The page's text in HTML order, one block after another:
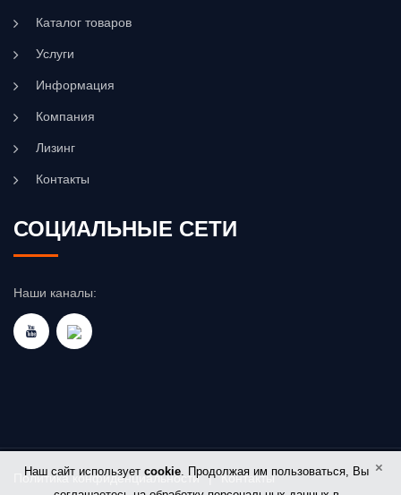
Каталог товаров
Услуги
Информация
Компания
Лизинг
Контакты
СОЦИАЛЬНЫЕ СЕТИ
Наши каналы:
Политика конфиденциальности | Контакты
×
Наш сайт использует cookie. Продолжая им пользоваться, Вы